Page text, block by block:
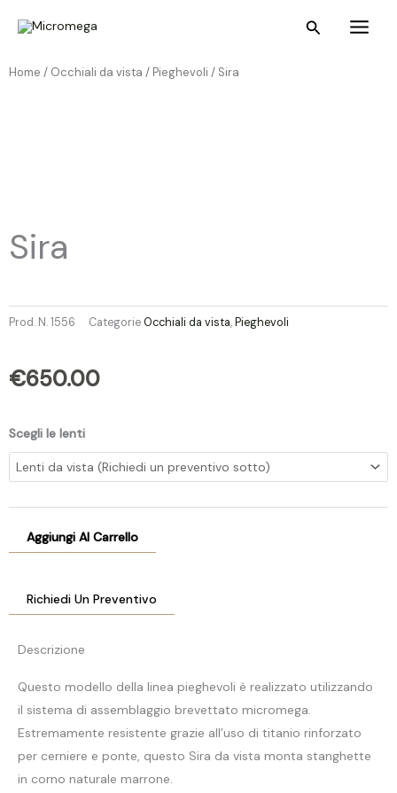
Cerca
Main
Home / Occhiali da vista / Pieghevoli / Sira
Sira
Prod. N.1556 Categorie Occhiali da vista, Pieghevoli
€650.00
Scegli le lenti
Aggiungi Al Carrello
Richiedi Un Preventivo
Descrizione
Questo modello della linea pieghevoli è realizzato utilizzando
il sistema di assemblaggio brevettato micromega.
Estremamente resistente grazie all’uso di titanio rinforzato
per cerniere e ponte, questo Sira da vista monta stanghette
in corno naturale marrone.